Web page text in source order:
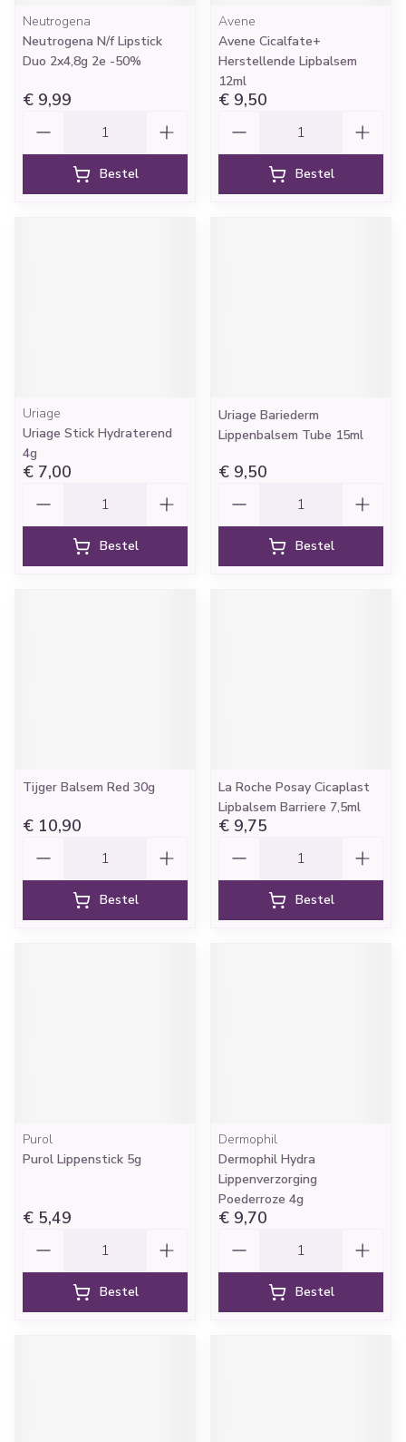
Neutrogena
Neutrogena N/f Lipstick
Duo 2x4,8g 2e -50%
€ 9,99
Bestel
Avene
Avene Cicalfate+
Herstellende Lipbalsem
12ml
€ 9,50
Bestel
Uriage
Uriage Stick Hydraterend
4g
€ 7,00
Bestel
Uriage Bariederm
Lippenbalsem Tube 15ml
€ 9,50
Bestel
Tijger Balsem Red 30g
€ 10,90
Bestel
La Roche Posay Cicaplast
Lipbalsem Barriere 7,5ml
€ 9,75
Bestel
Purol
Purol Lippenstick 5g
€ 5,49
Bestel
Dermophil
Dermophil Hydra
Lippenverzorging
Poederroze 4g
€ 9,70
Bestel